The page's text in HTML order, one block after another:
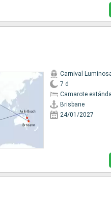
Carnival
7 d
Camarote
Brisbane
24/01/2027